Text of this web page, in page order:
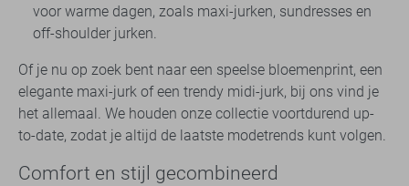
voor warme dagen, zoals maxi-jurken, sundresses en
off-shoulder jurken.
Of je nu op zoek bent naar een speelse bloemenprint, een
elegante maxi-jurk of een trendy midi-jurk, bij ons vind je
het allemaal. We houden onze collectie voortdurend up-
to-date, zodat je altijd de laatste modetrends kunt volgen.
Comfort en stijl gecombineerd